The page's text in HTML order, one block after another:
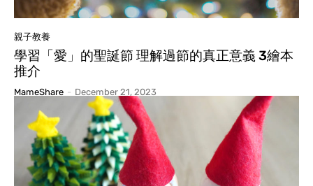
親子教養
學習「愛」的聖誕節 理解過節的真正意義 3繪本
推介
MameShare - December 21, 2023